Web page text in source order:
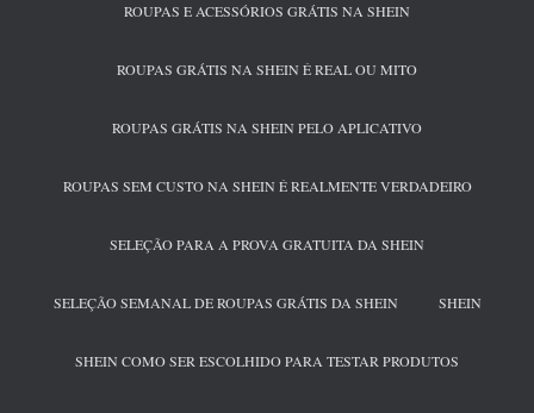
ROUPAS E ACESSÓRIOS GRÁTIS NA SHEIN
ROUPAS GRÁTIS NA SHEIN É REAL OU MITO
ROUPAS GRÁTIS NA SHEIN PELO APLICATIVO
ROUPAS SEM CUSTO NA SHEIN É REALMENTE VERDADEIRO
SELEÇÃO PARA A PROVA GRATUITA DA SHEIN
SELEÇÃO SEMANAL DE ROUPAS GRÁTIS DA SHEIN SHEIN
SHEIN COMO SER ESCOLHIDO PARA TESTAR PRODUTOS